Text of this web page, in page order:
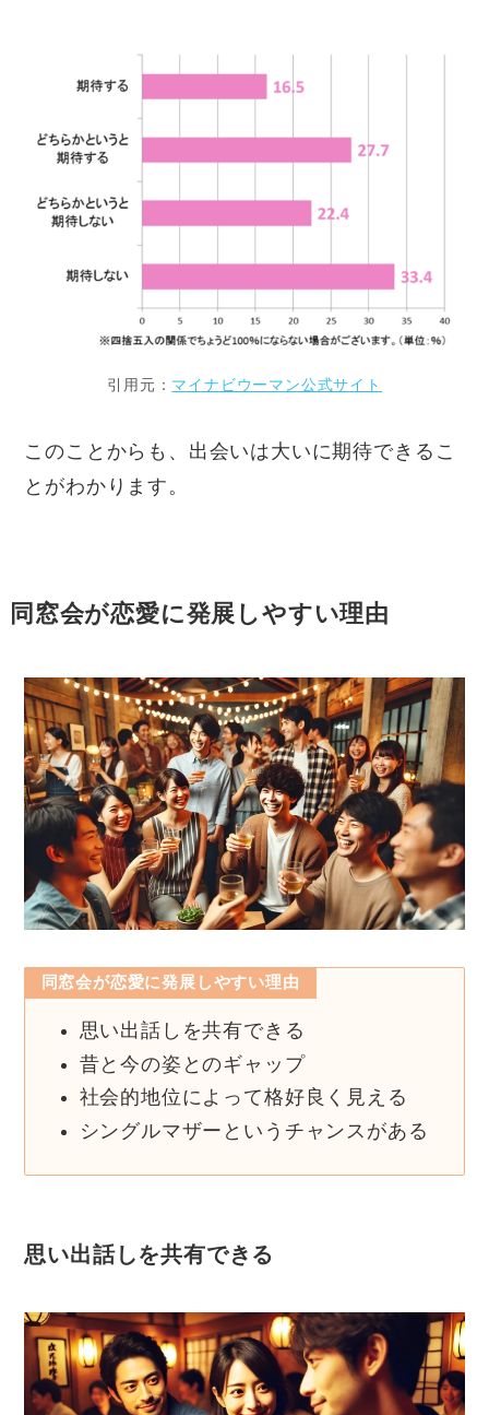
引用元： マイナビウーマン公式サイト
このことからも、出会いは大いに期待できるこ
とがわかります。
同窓会が恋愛に発展しやすい理由
同窓会が恋愛に発展しやすい理由
思い出話しを共有できる
昔と今の姿とのギャップ
社会的地位によって格好良く見える
シングルマザーというチャンスがある
思い出話しを共有できる